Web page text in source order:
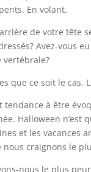
En volant.
de votre tête
Avez-vous
vertébrale?
que ce soit le cas.
tendance à être
Halloween n’est
et les vacances
nous craignons le
nous le plus